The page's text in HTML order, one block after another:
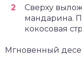
Сверху
мандарина.
кокосовая
Мгновенный